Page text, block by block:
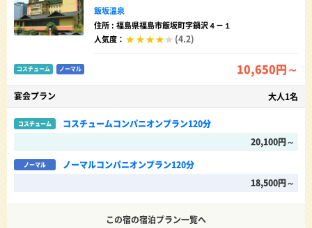
飯坂温泉
住所 : 福島県福島市飯坂町字鍋沢４－１
人気度：
(4.2)
コスチューム ノーマル 10,650円～
宴会プラン 大人1名
コスチューム
コスチュームコンパニオンプラン120分
20,100円～
ノーマル
ノーマルコンパニオンプラン120分
18,500円～
この宿の宿泊プラン一覧へ